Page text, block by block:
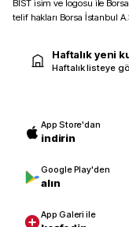
BIST isim ve logosu ile
telif hakları Borsa İstanbul
Haftalık yeni
Haftalık listeye
App Store'dan
indirin
Google Play'den
alın
App Galeri ile